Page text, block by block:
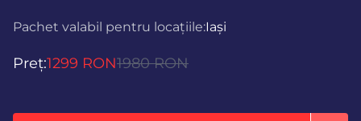
Pachet valabil pentru locațiile:Iași
Preț:1299 RON1980 RON